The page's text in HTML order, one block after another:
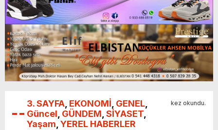
3. SAYFA EKONOMİ GENEL
Güncel GÜNDEM SİYASET
Yaşam YEREL HABERLER
kez okundu.